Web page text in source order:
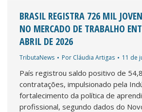
BRASIL REGISTRA 726 MIL
NO MERCADO DE TRABALHO
ABRIL DE 2026
TributaNews Por Cláudia Artigas 11 de
País registrou saldo positivo de
contratações, impulsionado pela
fortalecimento da política de
profissional, segundo dados do